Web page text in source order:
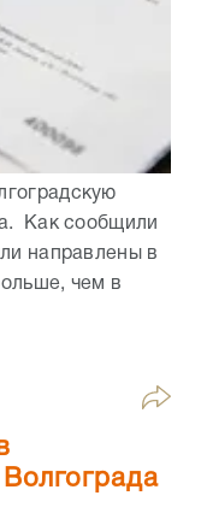
Как сообщили
направлены в
чем в